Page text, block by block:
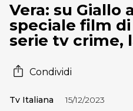
Vera: su Giallo
speciale film
serie tv crime,
Condividi
Tv Italiana 15/12/2023